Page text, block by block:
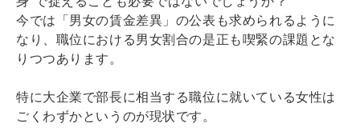
今では「男女の賃金差異」の公表も求められるように
なり、職位における男女割合の是正も喫緊の課題とな
りつつあります。
特に大企業で部長に相当する職位に就いている女性は
ごくわずかというのが現状です。